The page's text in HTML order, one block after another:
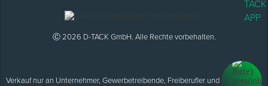
Ⓒ 2026 D-TACK GmbH. Alle Rechte vorbehalten.
Verkauf nur an Unternehmer, Gewerbetreibende, Freiberufler und öffentliche